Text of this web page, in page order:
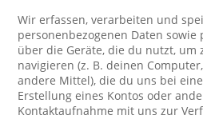
Wir erfassen, verarbeiten und
personenbezogenen Daten sowie
über die Geräte, die du nutzt, um
navigieren (z. B. deinen
andere Mittel), die du uns bei
Erstellung eines Kontos oder
Kontaktaufnahme mit uns zur